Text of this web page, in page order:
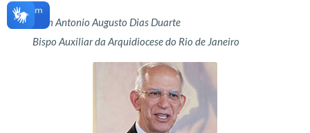
Dom Antonio Augusto Dias Duarte
Bispo Auxiliar da Arquidiocese do Rio de Janeiro